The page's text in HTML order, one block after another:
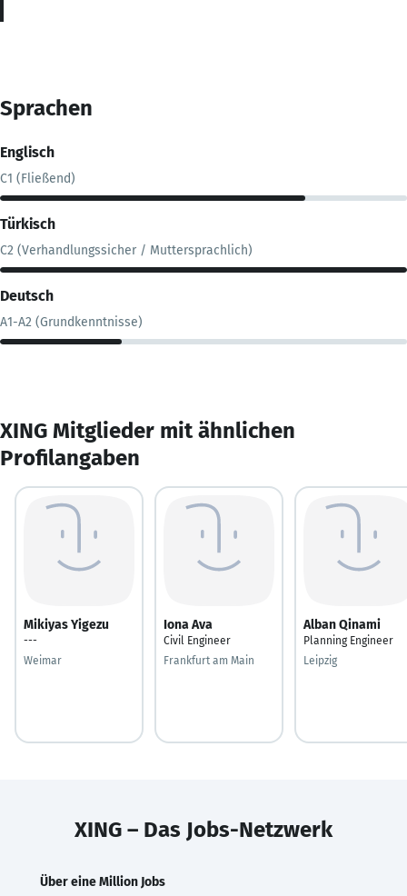
Sprachen
Englisch
C1 (Fließend)
Türkisch
C2 (Verhandlungssicher / Muttersprachlich)
Deutsch
A1-A2 (Grundkenntnisse)
XING Mitglieder mit ähnlichen
Profilangaben
Mikiyas Yigezu
---
Weimar
Iona Ava
Civil Engineer
Frankfurt am Main
Alban Qinami
Planning Engineer
Leipzig
XING – Das Jobs-Netzwerk
Über eine Million Jobs